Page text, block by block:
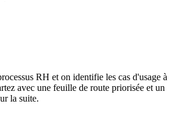
RH et on identifie les cas d'usage à
avec une feuille de route priorisée et un
la suite.